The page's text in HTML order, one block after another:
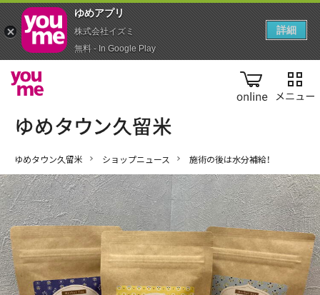
online
ゆめタウン久留米 ショップニュース 施術の後は水分補給！
ゆめアプ‪リ‬
株式会社イズミ
無料 - In Google Play
詳細